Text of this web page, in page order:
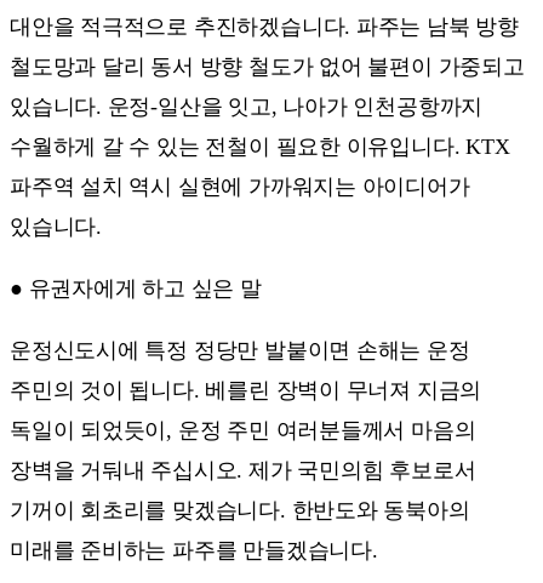
대안을 적극적으로 추진하겠습니다. 파주는 남북 방향
철도망과 달리 동서 방향 철도가 없어 불편이 가중되고
있습니다. 운정-일산을 잇고, 나아가 인천공항까지
수월하게 갈 수 있는 전철이 필요한 이유입니다. KTX
파주역 설치 역시 실현에 가까워지는 아이디어가
있습니다.
● 유권자에게 하고 싶은 말
운정신도시에 특정 정당만 발붙이면 손해는 운정
주민의 것이 됩니다. 베를린 장벽이 무너져 지금의
독일이 되었듯이, 운정 주민 여러분들께서 마음의
장벽을 거둬내 주십시오. 제가 국민의힘 후보로서
기꺼이 회초리를 맞겠습니다. 한반도와 동북아의
미래를 준비하는 파주를 만들겠습니다.